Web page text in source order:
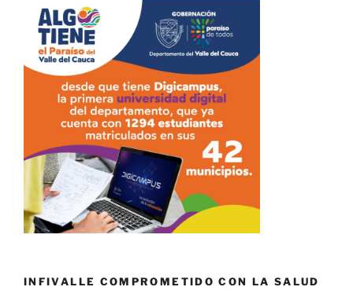
INFIVALLE COMPROMETIDO CON LA SALUD